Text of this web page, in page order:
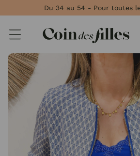
Du 34 au 54 - Pour toutes
Panneau de gestion des cookies